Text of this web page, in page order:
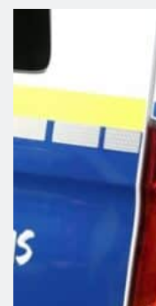
Kommission Zur
Tierindustrie An